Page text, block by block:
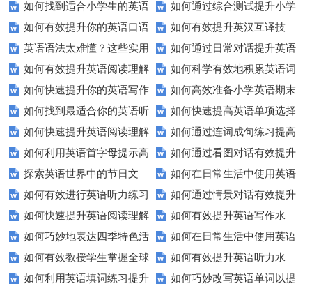
如何找到适合小学生的英语
听力练习资源？
如何通过综合测试提升小学
生英语听说读写技能？
如何有效提升你的英语口语
表达能力？这5个技巧让你说一
口流利英语！
如何有效提升英汉互译技
巧？这些方法让你翻译更精准！
英语语法太难懂？这些实用
技巧让你轻松掌握！
如何通过日常对话提升英语
口语能力？试试这5个方法！
如何有效提升英语阅读理解
能力？这些技巧让你事半功倍！
如何科学有效地积累英语词
汇？
如何快速提升你的英语写作
技巧？这些建议助你一臂之力
如何高效准备小学英语期末
评估？这些技巧助你轻松过关！
如何找到最适合你的英语听
力测试？
如何快速提高英语单项选择
题的得分？
如何快速提升英语阅读理解
能力？这些技巧你必须知道！
如何通过连词成句练习提高
英语水平？
如何利用英语首字母提示高
效完成填空题？
如何通过看图对话有效提升
英语口语水平？
探索英语世界中的节日文
化：您知道这些传统吗？
如何在日常生活中使用英语
进行有效沟通？——实用英语口
语技巧
如何有效进行英语听力练习
以快速提升？
如何通过情景对话有效提升
英语口语水平？
如何快速提升英语阅读理解
能力？这些技巧你必须知道！
如何有效提升英语写作水
平？这里有五个实用建议！
如何巧妙地表达四季特色活
动？这些建议让您的活动更加丰
富多彩！
如何在日常生活中使用英语
进行有效问答？——实用技巧分
享
如何有效教授学生掌握全球
通用的日期表达？
如何有效提升英语听力水
平？这些测试技巧要知道！
如何利用英语填词练习提升
如何巧妙改写英语单词以提